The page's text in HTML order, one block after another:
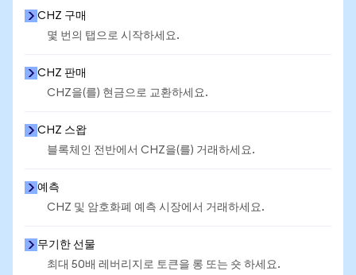
CHZ 구매
몇 번의 탭으로 시작하세요.
CHZ 판매
CHZ을(를) 현금으로 교환하세요.
CHZ 스왑
블록체인 전반에서 CHZ을(를) 거래하세요.
예측
CHZ 및 암호화폐 예측 시장에서 거래하세요.
무기한 선물
최대 50배 레버리지로 토큰을 롱 또는 숏 하세요.